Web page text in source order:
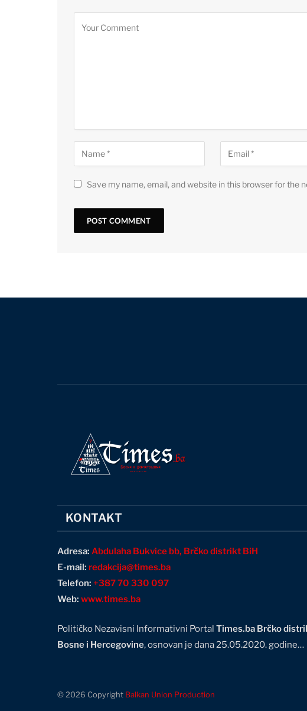
Save my name, email, and website in this browser for the
KONTAKT
Adresa: Abdulaha Bukvice bb, Brčko distrikt BiH
E-mail: redakcija@times.ba
Telefon: +387 70 330 097
Web: www.times.ba
Političko Nezavisni Informativni Portal Times.ba Brčko
Bosne i Hercegovine, osnovan je dana 25.05.2020. godine…
© 2026 Copyright Balkan Union Production